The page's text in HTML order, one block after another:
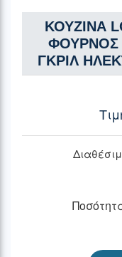
ΚΟΥΖΙΝΑ
ΦΟΥΡΝΟΣ
ΓΚΡΙΛ